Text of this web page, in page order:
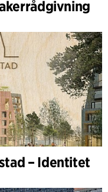
– Identitet